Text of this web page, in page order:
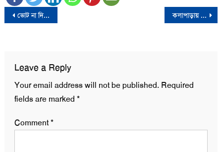
Post
ভোট না দিয়ে সরকারের অত্যাচারের বিরুদ্ধে ‘নীরব’ প্রতিবাদ জানানোর আহ্বান বিএনপির কলাপাড়ায় হেলিকপ্টারে এলাকায় এসে জরিমানা গুনলেন আ’লীগ প্রার্থীর ভাই
Leave a Reply
Your email address will not be published. Required
fields are marked *
Comment*